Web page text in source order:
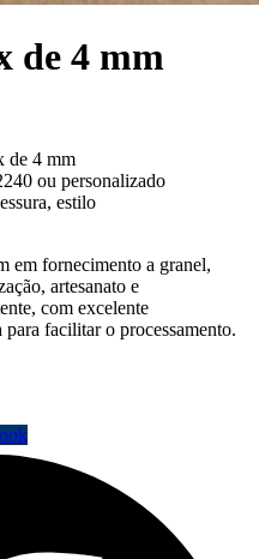
de 4 mm
de 4 mm
ou personalizado
estilo
em fornecimento a granel,
artesanato e
com excelente
facilitar o processamento.